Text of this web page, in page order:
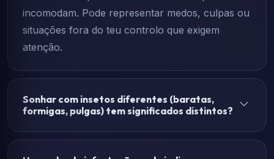
incomodam. Pode representar medos, culpas ou
situações fora do teu controlo que exigem
atenção.
Sonhar com insetos diferentes (baratas,
formigas, pulgas) tem significados distintos?